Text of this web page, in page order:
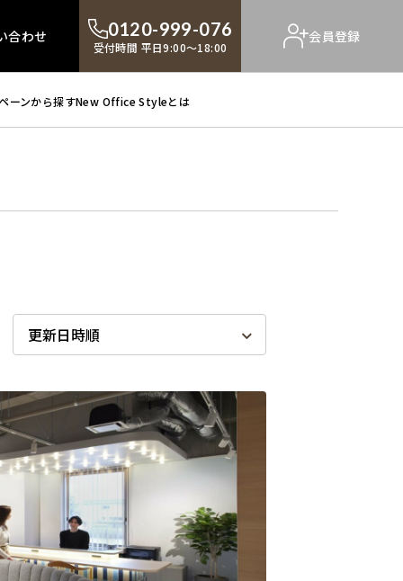
合わせ 0120-999-076
受付時間 平日9:00～18:00
会員登録
ーンから探すNew Office Styleとは